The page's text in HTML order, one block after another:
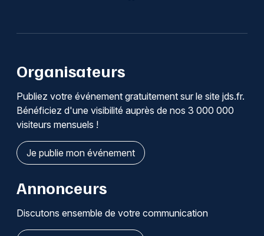
Organisateurs
Publiez votre événement gratuitement sur le site jds.fr.
Bénéficiez d'une visibilité auprès de nos 3 000 000
visiteurs mensuels !
Je publie mon événement
Annonceurs
Discutons ensemble de votre communication